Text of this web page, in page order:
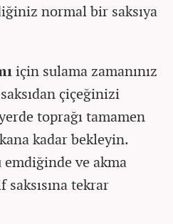
normal bir saksıya
için sulama zamanınız
çiçeğinizi
toprağı tamamen
kadar bekleyin.
ve akma
tekrar